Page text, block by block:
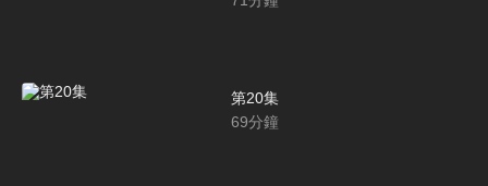
第20集
69分鐘